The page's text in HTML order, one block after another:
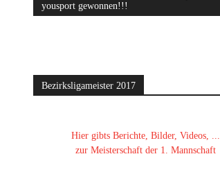
yousport gewonnen!!!
Bezirksligameister 2017
Hier gibts Berichte, Bilder, Videos, ...
zur Meisterschaft der 1. Mannschaft